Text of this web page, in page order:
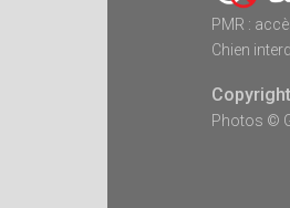
PMR :
Chien
Copyright
Photos ©